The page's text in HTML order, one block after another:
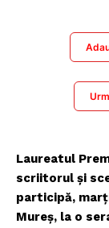
Laureatul
scriitorul şi
participă,
Mureş, la o